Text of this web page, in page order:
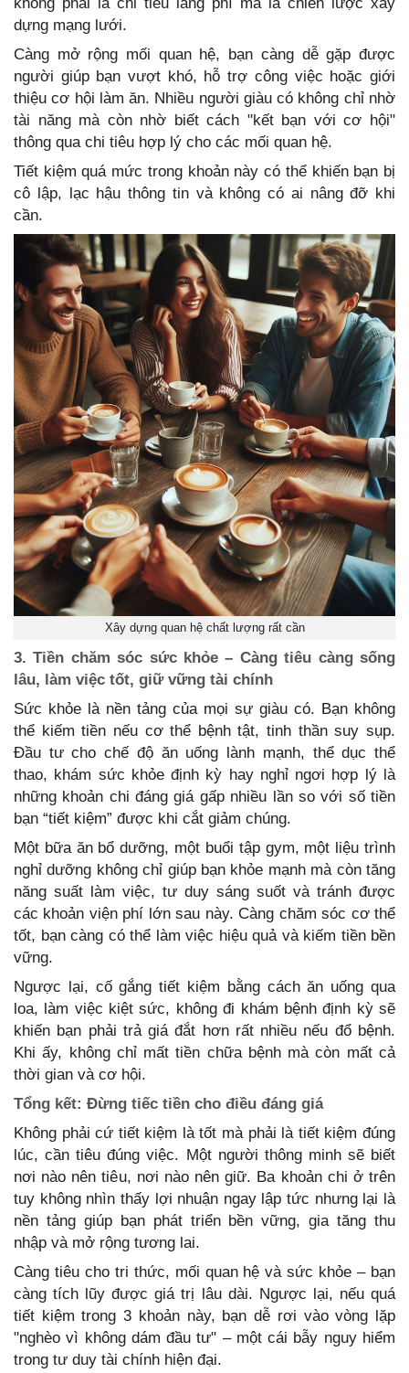
dựng mạng lưới.
Càng mở rộng mối quan hệ, bạn càng dễ gặp được
người giúp bạn vượt khó, hỗ trợ công việc hoặc giới
thiệu cơ hội làm ăn. Nhiều người giàu có không chỉ nhờ
tài năng mà còn nhờ biết cách "kết bạn với cơ hội"
thông qua chi tiêu hợp lý cho các mối quan hệ.
Tiết kiệm quá mức trong khoản này có thể khiến bạn bị
cô lập, lạc hậu thông tin và không có ai nâng đỡ khi
cần.
Xây dựng quan hệ chất lượng rất cần
3. Tiền chăm sóc sức khỏe – Càng tiêu càng sống
lâu, làm việc tốt, giữ vững tài chính
Sức khỏe là nền tảng của mọi sự giàu có. Bạn không
thể kiếm tiền nếu cơ thể bệnh tật, tinh thần suy sụp.
Đầu tư cho chế độ ăn uống lành mạnh, thể dục thể
thao, khám sức khỏe định kỳ hay nghỉ ngơi hợp lý là
những khoản chi đáng giá gấp nhiều lần so với số tiền
bạn “tiết kiệm” được khi cắt giảm chúng.
Một bữa ăn bổ dưỡng, một buổi tập gym, một liệu trình
nghỉ dưỡng không chỉ giúp bạn khỏe mạnh mà còn tăng
năng suất làm việc, tư duy sáng suốt và tránh được
các khoản viện phí lớn sau này. Càng chăm sóc cơ thể
tốt, bạn càng có thể làm việc hiệu quả và kiếm tiền bền
vững.
Ngược lại, cố gắng tiết kiệm bằng cách ăn uống qua
loa, làm việc kiệt sức, không đi khám bệnh định kỳ sẽ
khiến bạn phải trả giá đắt hơn rất nhiều nếu đổ bệnh.
Khi ấy, không chỉ mất tiền chữa bệnh mà còn mất cả
thời gian và cơ hội.
Tổng kết: Đừng tiếc tiền cho điều đáng giá
Không phải cứ tiết kiệm là tốt mà phải là tiết kiệm đúng
lúc, cần tiêu đúng việc. Một người thông minh sẽ biết
nơi nào nên tiêu, nơi nào nên giữ. Ba khoản chi ở trên
tuy không nhìn thấy lợi nhuận ngay lập tức nhưng lại là
nền tảng giúp bạn phát triển bền vững, gia tăng thu
nhập và mở rộng tương lai.
Càng tiêu cho tri thức, mối quan hệ và sức khỏe – bạn
càng tích lũy được giá trị lâu dài. Ngược lại, nếu quá
tiết kiệm trong 3 khoản này, bạn dễ rơi vào vòng lặp
"nghèo vì không dám đầu tư" – một cái bẫy nguy hiểm
trong tư duy tài chính hiện đại.